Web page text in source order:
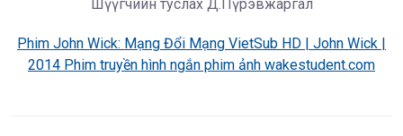
Шүүгчийн туслах Д.Пүрэвжаргал
Phim John Wick: Mạng Đổi Mạng VietSub HD | John Wick |
2014 Phim truyền hình ngắn phim ảnh wakestudent.com